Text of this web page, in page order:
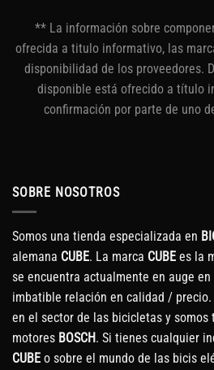
** La información sobre
ofrecida a titulo informativo, las
disponibilidad de los proveedores.
disponible está ofrecido a título
confirmación por parte de uno
SOBRE NOSOTROS
Somos una tienda especializada en
alemana CUBE. La marca CUBE es la
se encuentra actualmente en auge en
imbatible relación en calidad /
en el sector de las bicicletas y somos
motores BOSCH. Si tienes cualquier
CUBE o sobre el mundo de las bicis